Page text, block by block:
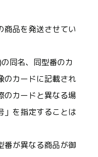
商品を発送させてい
同名、同型番のカ
のカードに記載され
のカードと異なる場
」を指定することは
番が異なる商品が御